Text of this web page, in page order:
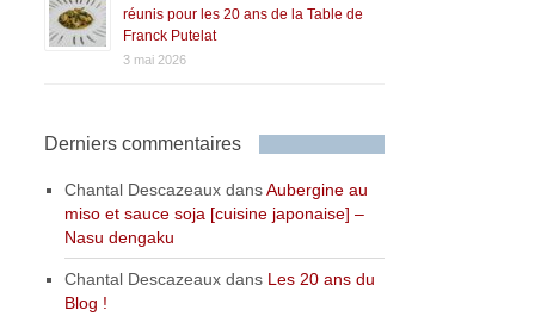
réunis pour les 20 ans de la Table de
Franck Putelat
3 mai 2026
Derniers commentaires
Chantal Descazeaux dansAubergine au
miso et sauce soja [cuisine japonaise] –
Nasu dengaku
Chantal Descazeaux dans Les 20 ans du
Blog !